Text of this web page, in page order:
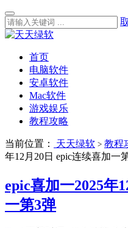
首页
电脑软件
安卓软件
Mac软件
游戏娱乐
教程攻略
当前位置： 天天绿软 > 教程
年12月20日 epic连续喜加一
epic喜加一2025年
一第3弹